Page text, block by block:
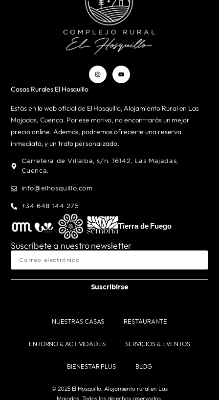
Casas Rurales El Hosquillo
Estás en la web oficial de El Hosquillo, Alojamiento Rural en Las
Majadas, Cuenca. Por ese motivo, no encontrarás un mejor
precio online. Además, podremos ofrecerte una reserva
inmediata, y un trato personalizado.
Carretera de Villalba, s/n. 16142, Las Majadas,
Cuenca.
info@elhosquillo.com
+34 648 144 275
Tierra de Fuego
Suscríbete a nuestro newsletter
Suscribirse
NUESTRAS CASAS RESTAURANTE
ENTORNO & ACTIVIDADES SERVICIOS & EVENTOS
BIENESTAR PLUS BLOG
© 2025 El Hosquillo. Alojamiento rural en Las
Majadas. Todos los derechos reservados.